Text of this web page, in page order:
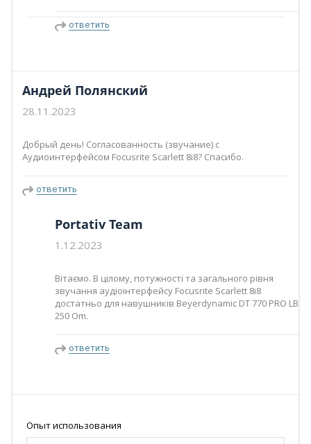
ответить
Андрей Полянский
28.11.2023
Добрый день! Согласованность (звучание) с
Аудиоинтерфейсом Focusrite Scarlett 8i8? Спасибо.
ответить
Portativ Team
1.12.2023
Вітаємо. В цілому, потужності та загального рівня
звучання аудіоінтерфейсу Focusrite Scarlett 8i8
достатньо для навушників Beyerdynamic DT 770 PRO LB
250 Om.
ответить
Опыт использования